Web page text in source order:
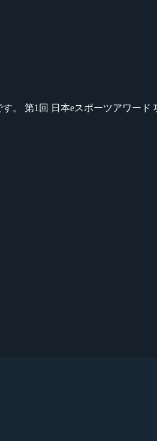
。 第1回 日本eスポーツアワード